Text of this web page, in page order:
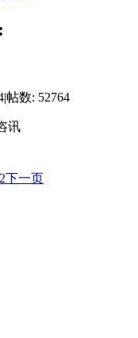
|帖数: 52764
讯
下一页